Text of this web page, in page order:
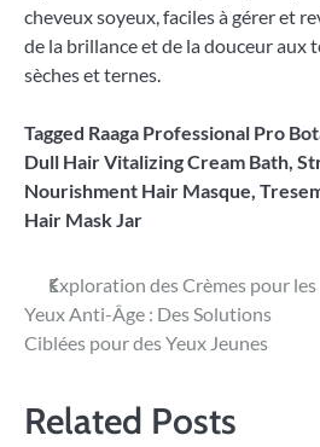
cheveux soyeux, faciles à gérer et
de la brillance et de la douceur aux
sèches et ternes.
Tagged Raaga Professional Pro
Dull Hair Vitalizing Cream Bath
Nourishment Hair Masque
Hair Mask Jar
Navigation
de
Exploration des Crèmes pour les
Yeux Anti-Âge : Des Solutions
Ciblées pour des Yeux Jeunes
Related Posts